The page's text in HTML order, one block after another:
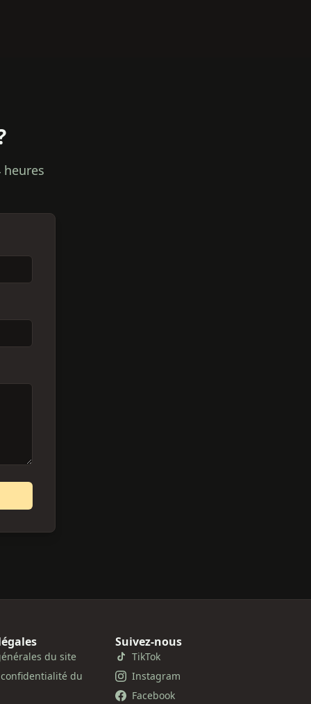
heures
du site
du
Suivez-nous
TikTok
Instagram
Facebook